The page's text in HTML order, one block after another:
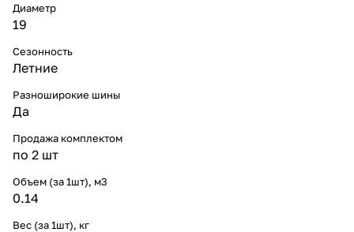
Диаметр
19
Сезонность
Летние
Разноширокие шины
Да
Продажа комплектом
по 2 шт
Объем (за 1шт), м3
0.14
Вес (за 1шт), кг